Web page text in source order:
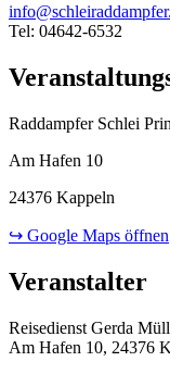
Tel: 04642-6532
Raddampfer Schlei
Am Hafen 10
24376 Kappeln
↪ Google Maps öffnen
Veranstalter
Reisedienst Gerda
Am Hafen 10, 24376